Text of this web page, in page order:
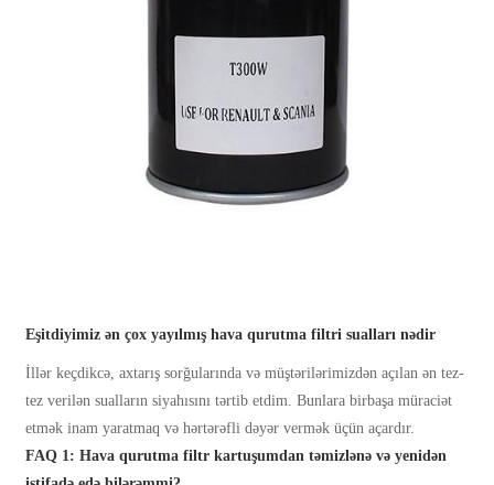
Eşitdiyimiz ən çox yayılmış hava qurutma filtri sualları nədir
İllər keçdikcə, axtarış sorğularında və müştərilərimizdən açılan ən tez-
tez verilən sualların siyahısını tərtib etdim. Bunlara birbaşa müraciət
etmək inam yaratmaq və hərtərəfli dəyər vermək üçün açardır.
FAQ 1: Hava qurutma filtr kartuşumdan təmizlənə və yenidən